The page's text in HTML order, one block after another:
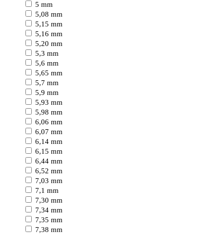
5 mm
5,08 mm
5,15 mm
5,16 mm
5,20 mm
5,3 mm
5,6 mm
5,65 mm
5,7 mm
5,9 mm
5,93 mm
5,98 mm
6,06 mm
6,07 mm
6,14 mm
6,15 mm
6,44 mm
6,52 mm
7,03 mm
7,1 mm
7,30 mm
7,34 mm
7,35 mm
7,38 mm